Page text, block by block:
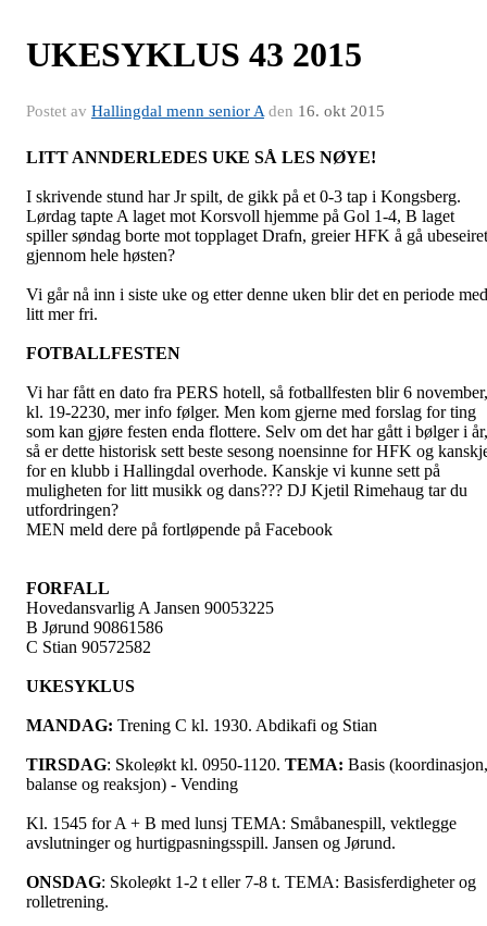
UKESYKLUS 43 2015
Postet av Hallingdal menn senior A den 16. okt 2015
LITT ANNDERLEDES UKE SÅ LES NØYE!
I skrivende stund har Jr spilt, de gikk på et 0-3 tap i Kongsberg.
Lørdag tapte A laget mot Korsvoll hjemme på Gol 1-4, B laget
spiller søndag borte mot topplaget Drafn, greier HFK å gå ubeseiret
gjennom hele høsten?
Vi går nå inn i siste uke og etter denne uken blir det en periode med
litt mer fri.
FOTBALLFESTEN
Vi har fått en dato fra PERS hotell, så fotballfesten blir 6 november,
kl. 19-2230, mer info følger. Men kom gjerne med forslag for ting
som kan gjøre festen enda flottere. Selv om det har gått i bølger i år,
så er dette historisk sett beste sesong noensinne for HFK og
for en klubb i Hallingdal overhode. Kanskje vi kunne sett på
muligheten for litt musikk og dans??? DJ Kjetil Rimehaug tar du
utfordringen?
MEN meld dere på fortløpende på Facebook
FORFALL
Hovedansvarlig A Jansen 90053225
B Jørund 90861586
C Stian 90572582
UKESYKLUS
MANDAG: Trening C kl. 1930. Abdikafi og Stian
TIRSDAG: Skoleøkt kl. 0950-1120. TEMA: Basis (koordinasjon,
balanse og reaksjon) - Vending
Kl. 1545 for A + B med lunsj TEMA: Småbanespill, vektlegge
avslutninger og hurtigpasningsspill. Jansen og Jørund.
ONSDAG: Skoleøkt 1-2 t eller 7-8 t. TEMA: Basisferdigheter og
rolletrening.